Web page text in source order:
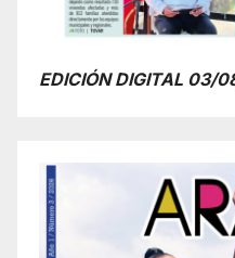
EDICIÓN DIGITAL 03/